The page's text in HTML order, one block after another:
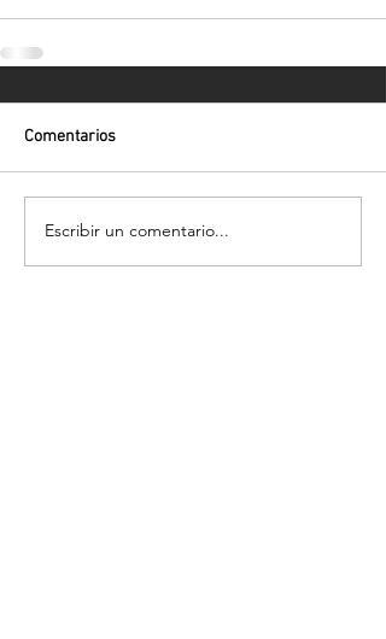
Comentarios
Escribir un comentario...